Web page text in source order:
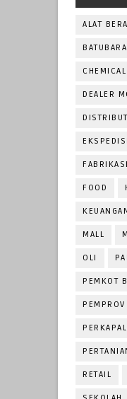
ALAT
BATUBARA
CHEMICAL
DEALER
EKSPEDISI
FABRIKASI
FOOD
MALL
OLI
PEMKOT
RETAIL